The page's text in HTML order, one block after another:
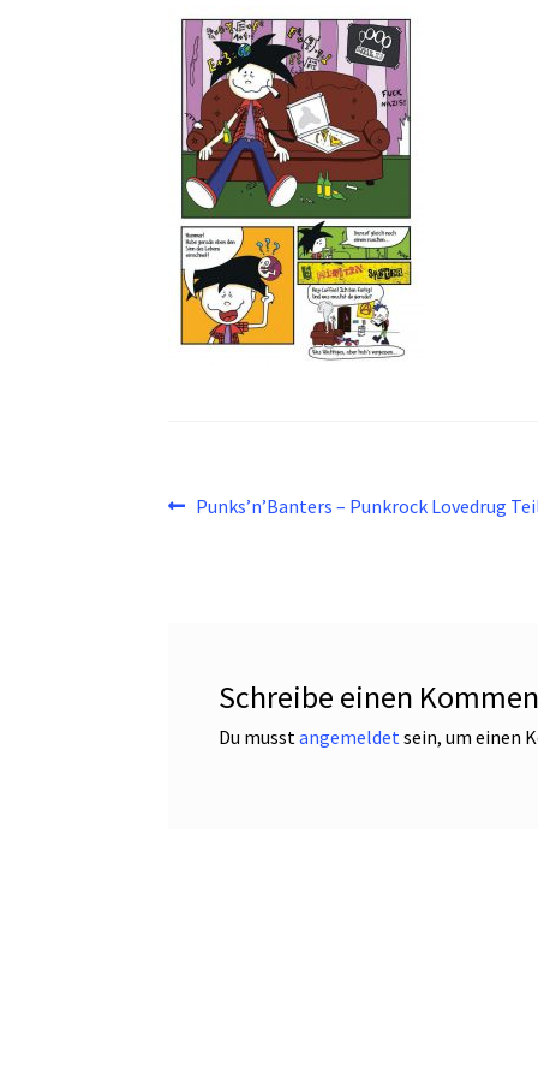
Beitragsnavigation
Vorheriger
Punks’n’Banters – Punkrock Lovedrug
Schreibe einen
Du musst angemeldet sein, um einen